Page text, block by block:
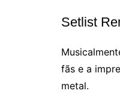
Setlist
fãs e a
metal.